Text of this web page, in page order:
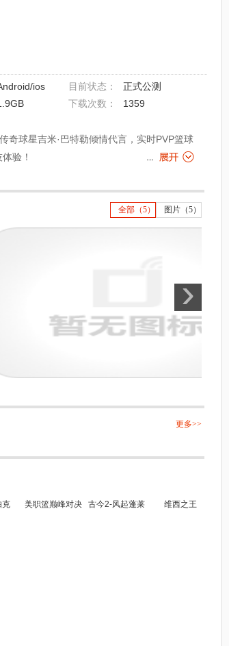
ios 目前状态： 正式公测
下载次数： 1359
奇球星吉米·巴特勒倾情代言，实时PVP篮球
验！
全部（5） 图片（5）
›
更多>>
克 美职篮巅峰对决 古今2-风起蓬莱 维西之王